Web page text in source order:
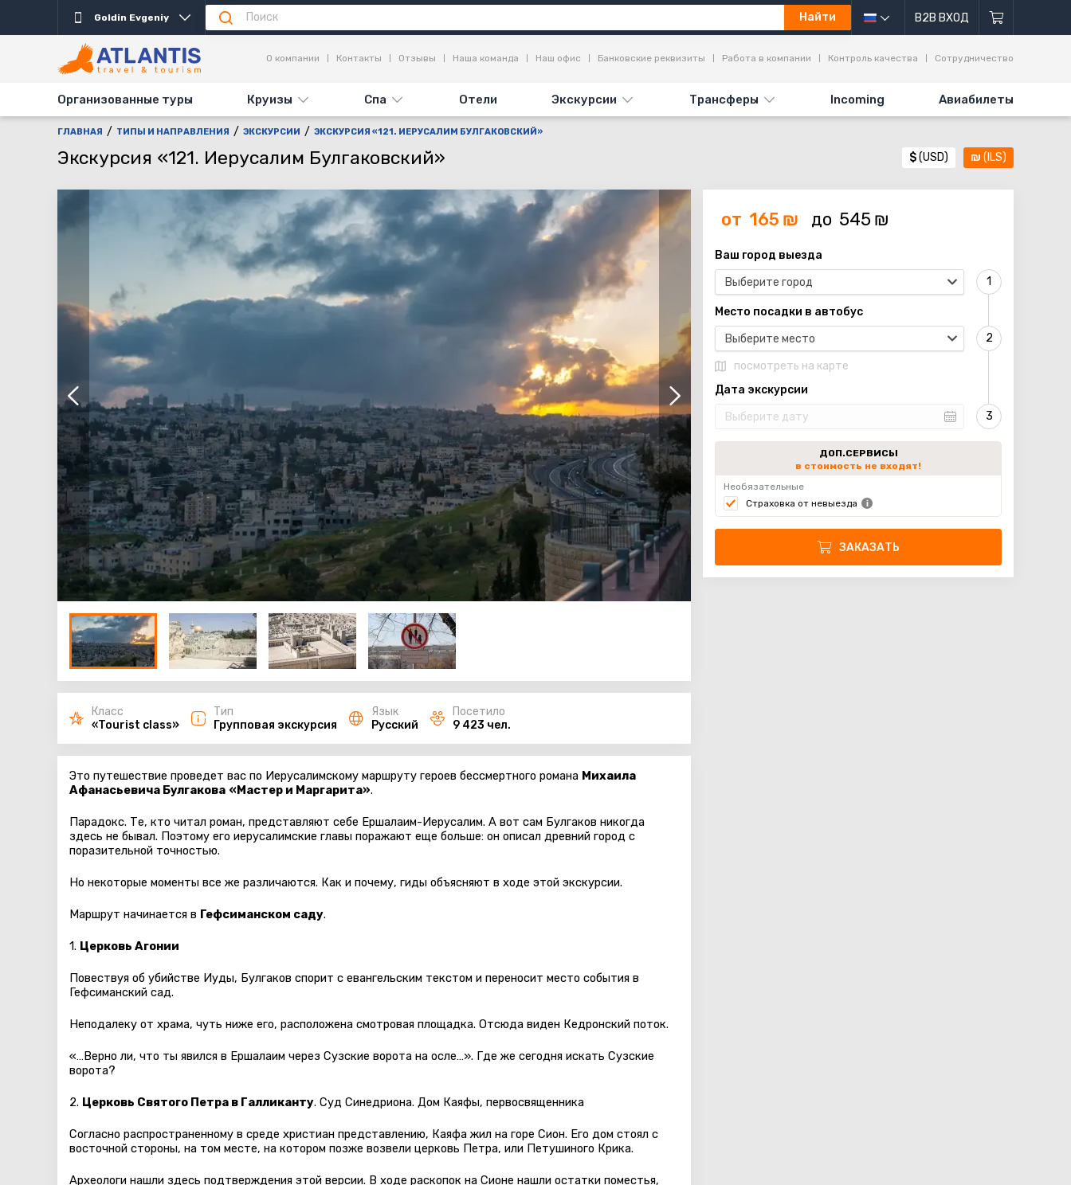
Goldin Evgeniy Найти B2B ВХОД
Организованные туры Круизы Спа Отели Экскурсии Трансферы Incoming Авиабилеты
О компании Контакты Отзывы Наша команда Наш офис Банковские реквизиты Работа в компании Контроль качества Сотрудничество
ГЛАВНАЯ ТИПЫ И НАПРАВЛЕНИЯ ЭКСКУРСИИ ЭКСКУРСИЯ «121. ИЕРУСАЛИМ БУЛГАКОВСКИЙ»
Экскурсия «121. Иерусалим Булгаковский» $(USD) ₪ (ILS)
Класс
«Tourist class»
Тип
Групповая экскурсия
Язык
Русский
Посетило
9 423 чел.
Это путешествие проведет вас по Иерусалимскому маршруту героев бессмертного романа Михаила
Афанасьевича Булгакова «Мастер и Маргарита».
Парадокс. Те, кто читал роман, представляют себе Ершалаим-Иерусалим. А вот сам Булгаков никогда
здесь не бывал. Поэтому его иерусалимские главы поражают еще больше: он описал древний город с
поразительной точностью.
Но некоторые моменты все же различаются. Как и почему, гиды объясняют в ходе этой экскурсии.
Маршрут начинается в Гефсиманском саду.
1. Церковь Агонии
Повествуя об убийстве Иуды, Булгаков спорит с евангельским текстом и переносит место события в
Гефсиманский сад.
Неподалеку от храма, чуть ниже его, расположена смотровая площадка. Отсюда виден Кедронский поток.
«…Верно ли, что ты явился в Ершалаим через Сузские ворота на осле…». Где же сегодня искать Сузские
ворота?
2. Церковь Святого Петра в Галликанту. Суд Синедриона. Дом Каяфы, первосвященника
Согласно распространенному в среде христиан представлению, Каяфа жил на горе Сион. Его дом стоял с
восточной стороны, на том месте, на котором позже возвели церковь Петра, или Петушиного Крика.
Археологи нашли здесь подтверждения этой версии. В ходе раскопок на Сионе нашли остатки поместья,
Описание Важно Дни выезда Информация Достопримечательности Отзывы
от 165 ₪ до 545 ₪
Ваш город выезда
Выберите город
Место посадки в автобус
Выберите место
посмотреть на карте
Дата экскурсии
ДОП.СЕРВИСЫ
в стоимость не входят!
Необязательные
Страховка от невыезда
ЗАКАЗАТЬ